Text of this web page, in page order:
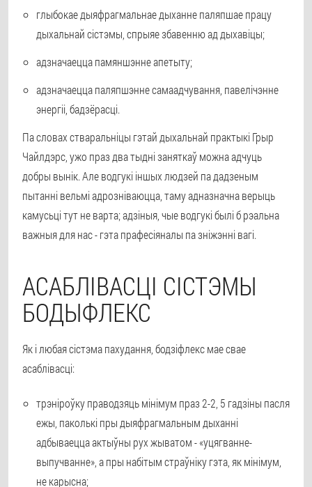
глыбокае дыяфрагмальнае дыханне паляпшае працу
дыхальнай сістэмы, спрыяе збавенню ад дыхавіцы;
адзначаецца памяншэнне апетыту;
адзначаецца паляпшэнне самаадчування, павелічэнне
энергіі, бадзёрасці.
Па словах стваральніцы гэтай дыхальнай практыкі Грыр
Чайлдэрс, ужо праз два тыдні заняткаў можна адчуць
добры вынік. Але водгукі іншых людзей па дадзеным
пытанні вельмі адрозніваюцца, таму адназначна верыць
камусьці тут не варта; адзіныя, чые водгукі былі б рэальна
важныя для нас - гэта прафесіяналы па зніжэнні вагі.
АСАБЛІВАСЦІ СІСТЭМЫ
БОДЫФЛЕКС
Як і любая сістэма пахудання, бодзіфлекс мае свае
асаблівасці:
трэніроўку праводзяць мінімум праз 2-2, 5 гадзіны пасля
ежы, паколькі пры дыяфрагмальным дыханні
адбываецца актыўны рух жыватом - «уцягванне-
выпучванне», а пры набітым страўніку гэта, як мінімум,
не карысна;